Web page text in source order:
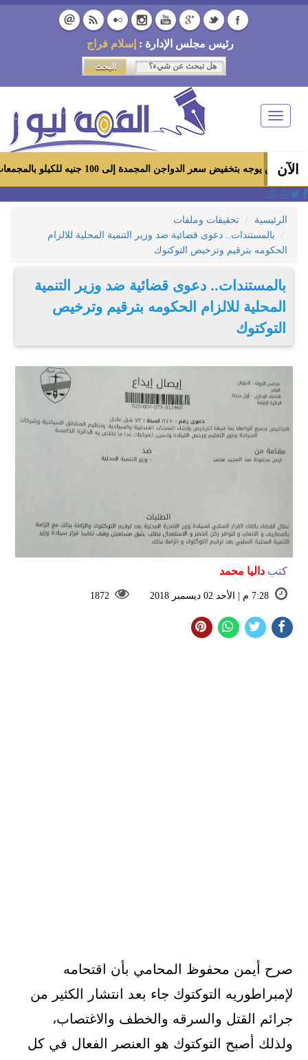
رئيس مجلس الإدارة : إسلام فراج
Toggle
navigation
الآن
سعر الدواجن المجمدة إلى 100 جنيه للكيلو بالمجمعات الاستهلاكية ومعارض «أهلاً رمضان»
الرئيسية
تحقيقات وملفات
بالمستندات.. دعوى قضائية ضد وزير التنمية المحلية للالزام
الحكومه بترقيم وترخيص التوكتوك
بالمستندات.. دعوى قضائية ضد وزير التنمية
المحلية للالزام الحكومه بترقيم وترخيص
التوكتوك
كتب داليا محمد
7:28 م | الأحد 02 ديسمبر 2018 1872
صرح أيمن محفوظ المحامي بأن اقتحامه
لإمبراطوريه التوكتوك جاء بعد انتشار الكثير من
جرائم القتل والسرقه والخطف والاغتصاب،
ولذلك أصبح التوكتوك هو العنصر الفعال في كل